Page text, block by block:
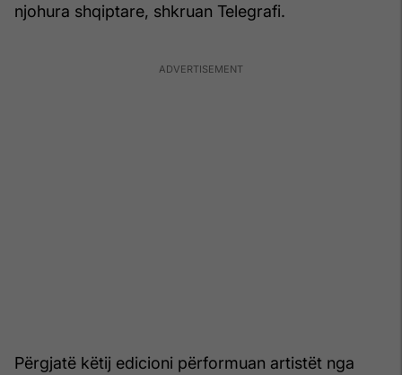
njohura shqiptare, shkruan Telegrafi.
Përgjatë këtij edicioni përformuan artistët nga